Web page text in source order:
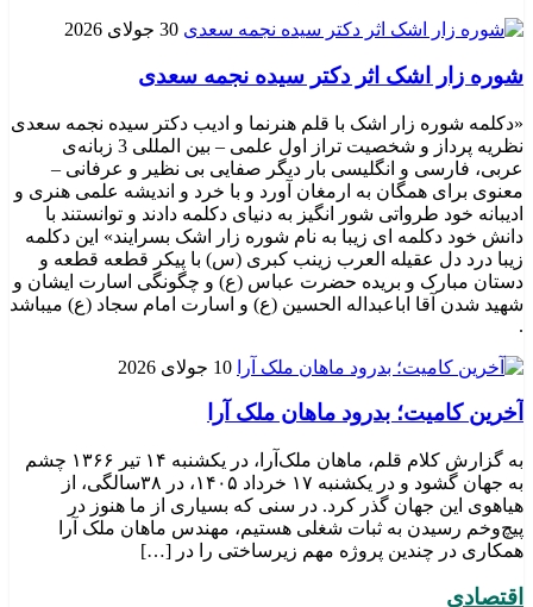
30 جولای 2026
شوره زار اشک اثر دکتر سیده نجمه سعدی
«دکلمه شوره زار اشک با قلم هنرنما و ادیب دکتر سیده نجمه سعدی
نظریه پرداز و شخصیت تراز اول علمی – بین المللی 3 زبانه‌ی
عربی، فارسی و انگلیسی بار دیگر صفایی بی نظیر و عرفانی –
معنوی برای همگان به ارمغان آورد و با خرد و اندیشه علمی هنری و
ادیبانه خود طرواتی شور انگیز به دنیای دکلمه دادند و توانستند با
دانش خود دکلمه ای زیبا به نام شوره زار اشک بسرایند» این دکلمه
زیبا درد دل عقیله العرب زینب کبری (س) با پیکر قطعه قطعه و
دستان مبارک و بریده حضرت عباس (ع) و چگونگی اسارت ایشان و
شهید شدن آقا اباعبداله الحسین (ع) و اسارت امام سجاد (ع) میباشد
.
10 جولای 2026
​آخرین کامیت؛ بدرود ماهان ملک آرا
به گزارش کلام قلم، ماهان ملک‌آرا، در یکشنبه ۱۴ تیر ۱۳۶۶ چشم
به جهان گشود و در یکشنبه ۱۷ خرداد ۱۴۰۵، در ۳۸سالگی، از
هیاهوی این جهان گذر کرد. در سنی که بسیاری از ما هنوز در
پیچ‌وخم رسیدن به ثبات شغلی هستیم، مهندس ماهان ملک آرا
همکاری در چندین پروژه مهم زیرساختی را در […]
اقتصادی